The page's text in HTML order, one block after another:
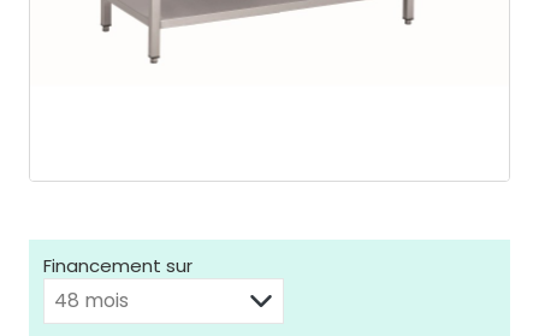
Financement sur